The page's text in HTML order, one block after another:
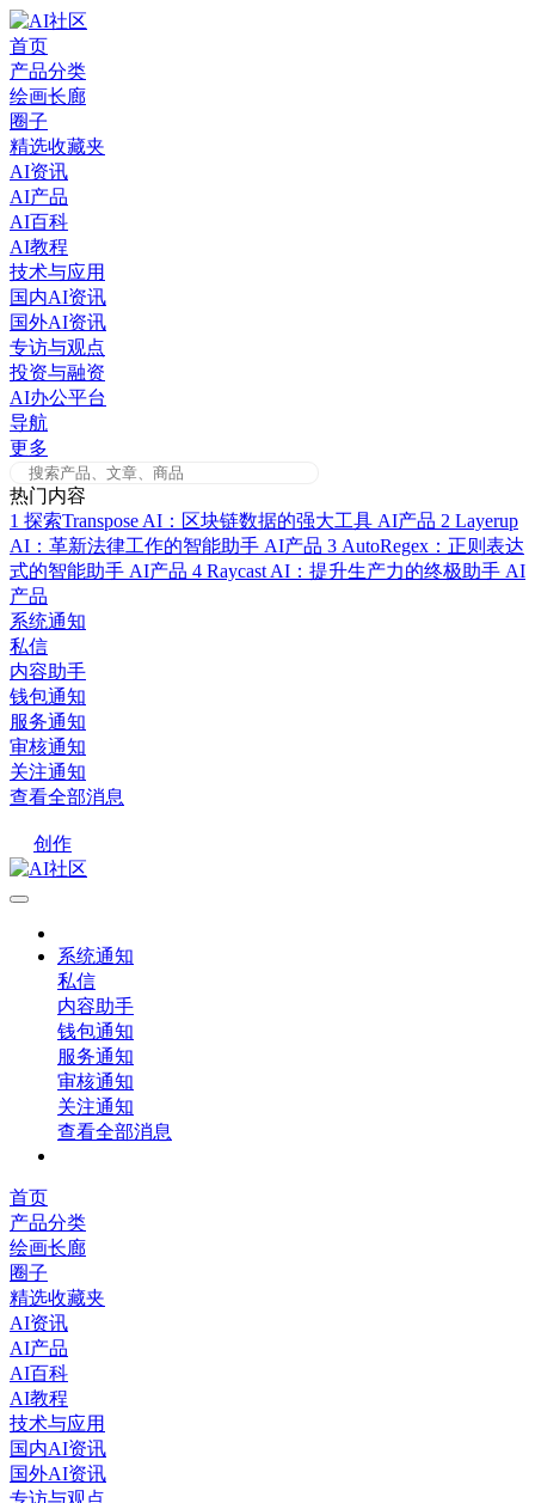
Skip
to
content
首页
产品分类
绘画长廊
圈子
精选收藏夹
AI资讯
AI产品
AI百科
AI教程
技术与应用
国内AI资讯
国外AI资讯
专访与观点
投资与融资
AI办公平台
导航
更多
热门内容
1 探索Transpose AI：区块链数据的强大工具 AI产品 2 Layerup
AI：革新法律工作的智能助手 AI产品 3 AutoRegex：正则表达
式的智能助手 AI产品 4 Raycast AI：提升生产力的终极助手 AI
产品
系统通知
私信
内容助手
钱包通知
服务通知
审核通知
关注通知
查看全部消息
创作
系统通知
私信
内容助手
钱包通知
服务通知
审核通知
关注通知
查看全部消息
首页
产品分类
绘画长廊
圈子
精选收藏夹
AI资讯
AI产品
AI百科
AI教程
技术与应用
国内AI资讯
国外AI资讯
专访与观点